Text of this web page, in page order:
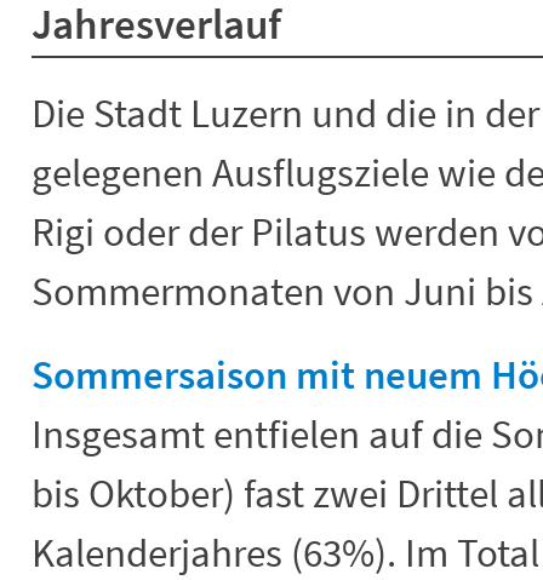
Jahresverlauf
Die Stadt Luzern und die in
gelegenen Ausflugsziele wie
Rigi oder der Pilatus werden
Sommermonaten von Juni
Sommersaison mit neuem
Insgesamt entfielen auf die
bis Oktober) fast zwei Drittel
Kalenderjahres (63%). Im